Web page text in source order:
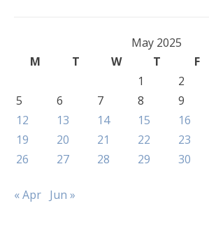
May 2025
M
T W T F
1
2
5
6 7 8 9
12
13 14 15 16
19
20 21 22 23
26
27 28 29 30
« Apr Jun »